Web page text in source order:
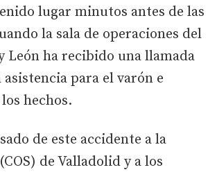
lugar minutos antes de las
la sala de operaciones del
León ha recibido una llamada
para el varón e
hechos.
de este accidente a la
de Valladolid y a los